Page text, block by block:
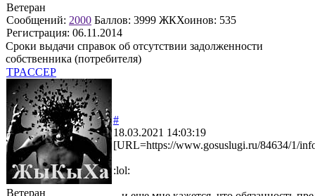
Ветеран
Сообщений: 2000 Баллов: 3999 ЖКХоинов: 535
Регистрация: 06.11.2014
Сроки выдачи справок об отсутствии задолженности
собственника (потребителя)
TPACCEP
Ветеран
#
18.03.2021 14:03:19
[URL=https://www.gosuslugi.ru/84634/1/
:lol: